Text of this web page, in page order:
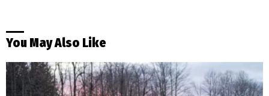
You May Also Like